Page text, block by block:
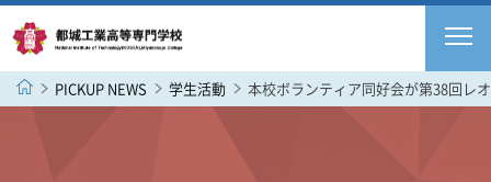
PICKUP NEWS 学生活動 本校ボランティア同好会が第38回レ